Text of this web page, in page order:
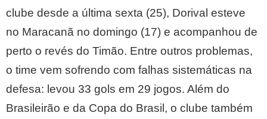
clube desde a última sexta (25), Dorival esteve
no Maracanã no domingo (17) e acompanhou de
perto o revés do Timão. Entre outros problemas,
o time vem sofrendo com falhas sistemáticas na
defesa: levou 33 gols em 29 jogos. Além do
Brasileirão e da Copa do Brasil, o clube também